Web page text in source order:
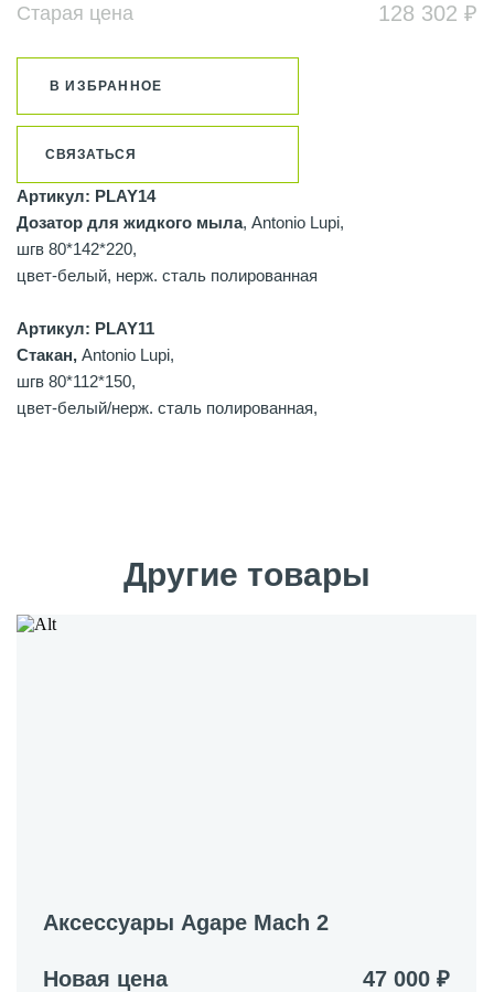
Старая цена 128 302 ₽
В ИЗБРАННОЕ
СВЯЗАТЬСЯ
Артикул: PLAY14
Дозатор для жидкого мыла, Antonio Lupi,
шгв 80*142*220,
цвет-белый, нерж. сталь полированная
Артикул: PLAY11
Стакан, Antonio Lupi,
шгв 80*112*150,
цвет-белый/нерж. сталь полированная,
Другие товары
Аксессуары Agape Mach 2
Новая цена 47 000 ₽